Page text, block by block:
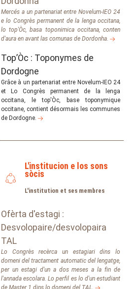
Mercés a un partenariat entre Novelum-IEO 24
e lo Congrès permanent de la lenga occitana,
lo top'Òc, basa toponimica occitana, conten
d'aura en avant las comunas de Dordonha.
Top’Òc : Toponymes de
Dordogne
Grâce à un partenariat entre Novelum-IEO 24
et Lo Congrès permanent de la lenga
occitana, le top'Òc, base toponymique
occitane, contient désormais les communes
de Dordogne.
L'institucion e los sons
sòcis
L'institution et ses membres
Ofèrta d'estagi :
Desvolopaire/desvolopaira
TAL
Lo Congrès recèrca un estagiari dins lo
domeni del tractament automatic del lengatge,
per un estagi d'un a dos meses a la fin de
l'annada escolara. Lo perfil es lo d'un estudiant